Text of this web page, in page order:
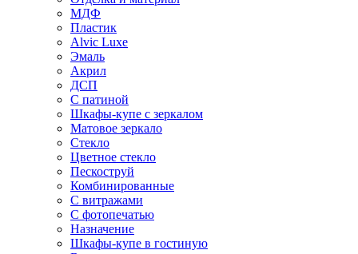
МДФ
Пластик
Alvic Luxe
Эмаль
Акрил
ДСП
С патиной
Шкафы-купе с зеркалом
Матовое зеркало
Стекло
Цветное стекло
Пескоструй
Комбинированные
С витражами
С фотопечатью
Назначение
Шкафы-купе в гостиную